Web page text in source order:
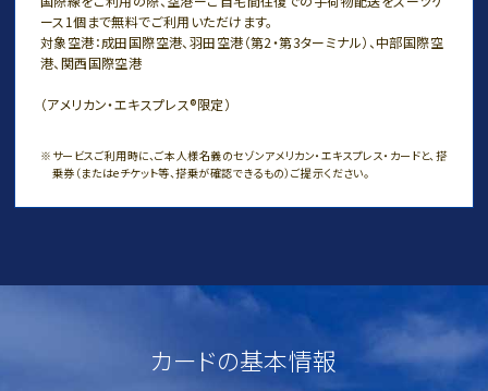
ース1個まで無料でご利用いただけます。
対象空港：成田国際空港、羽田空港（第2・第3ターミナル）、中部国際空
港、関西国際空港
（アメリカン・エキスプレス®限定）
サービスご利用時に、ご本人様名義のセゾンアメリカン・エキスプレス・カードと、搭
乗券（またはeチケット等、搭乗が確認できるもの）ご提示ください。
カードの基本情報